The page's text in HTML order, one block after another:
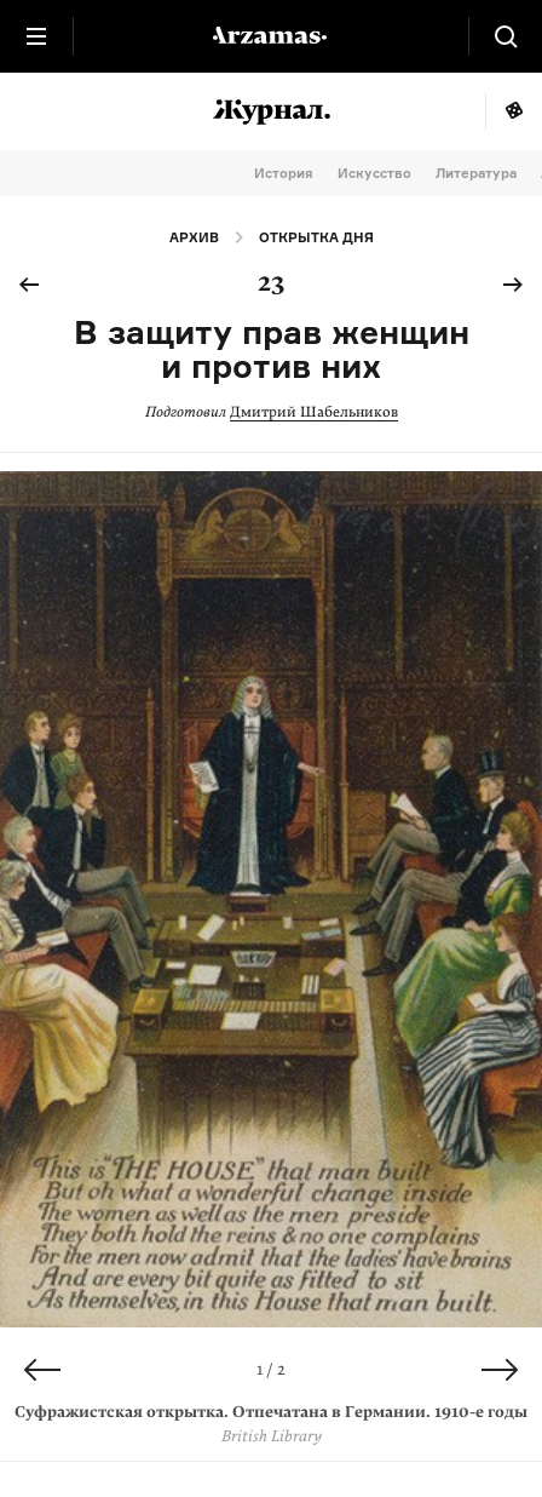
История Искусство Литература
АРХИВ ОТКРЫТКА ДНЯ
23
В защиту прав женщин
и против них
Подготовил Дмитрий Шабельников
1 / 2
Суфражистская открытка. Отпечатана в Германии. 1910-егоды
British Library
2 / 2
Антисуфражистская открытка. Отпечатана в Германии.
1910-егоды